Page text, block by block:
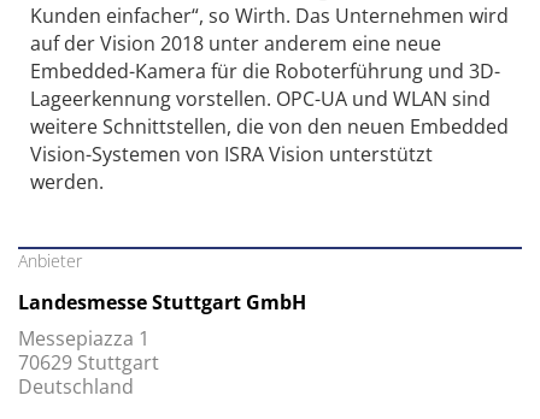
Kunden einfacher“, so Wirth. Das Unternehmen wird
auf der Vision 2018 unter anderem eine neue
Embedded-Kamera für die Roboterführung und 3D-
Lageerkennung vorstellen. OPC-UA und WLAN sind
weitere Schnittstellen, die von den neuen Embedded
Vision-Systemen von ISRA Vision unterstützt
werden.
Anbieter
Landesmesse Stuttgart GmbH
Messepiazza 1
70629 Stuttgart
Deutschland